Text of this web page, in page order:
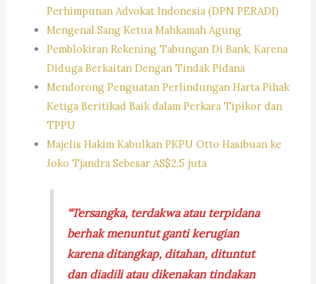
Perhimpunan Advokat Indonesia (DPN PERADI)
Mengenal Sang Ketua Mahkamah Agung
Pemblokiran Rekening Tabungan Di Bank, Karena
Diduga Berkaitan Dengan Tindak Pidana
Mendorong Penguatan Perlindungan Harta Pihak
Ketiga Beritikad Baik dalam Perkara Tipikor dan
TPPU
Majelis Hakim Kabulkan PKPU Otto Hasibuan ke
Joko Tjandra Sebesar AS$2,5 juta
“Tersangka, terdakwa atau terpidana
berhak menuntut ganti kerugian
karena ditangkap, ditahan, dituntut
dan diadili atau dikenakan tindakan